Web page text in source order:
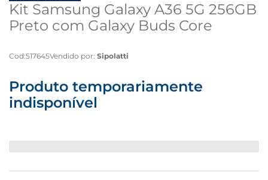
Kit Samsung Galaxy A36 5G 256GB
Preto com Galaxy Buds Core
Cod:517645Vendido por: Sipolatti
Produto temporariamente
indisponível